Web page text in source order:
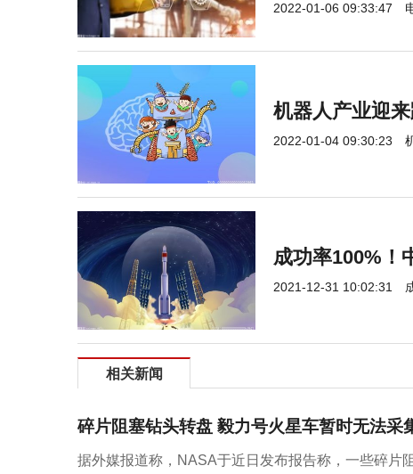
2022-01-06 09:33:47
机器人产业迎
2022-01-04 09:30:23
成功率100%！
2021-12-31 10:02:31
相关新闻
碎片阻塞钻头转盘 毅力号火星车暂时无法采
据外媒报道称，NASA于近日发布报告称，一些碎片